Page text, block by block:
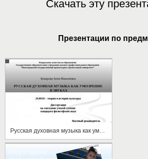
Скачать эту
Презентации по